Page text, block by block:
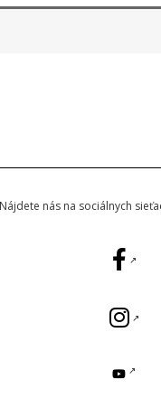
Nájdete nás na sociálnych